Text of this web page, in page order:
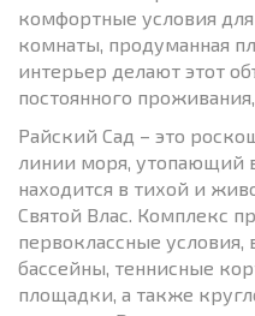
комфортные условия
комнаты, продуманная
интерьер делают этот
постоянного
Райский Сад – это
линии моря, утопающий
находится в тихой и
Святой Влас. Комплекс
первоклассные
бассейны, теннисные
площадки, а также